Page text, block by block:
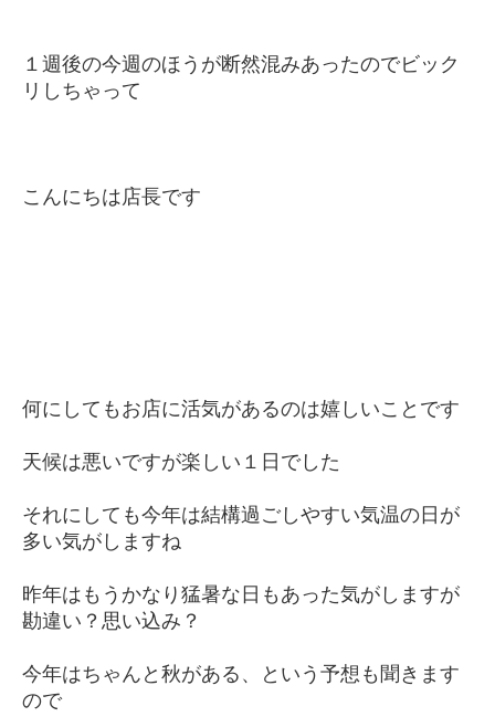
１週後の今週のほうが断然混みあったのでビック
リしちゃって
こんにちは店長です
何にしてもお店に活気があるのは嬉しいことです
天候は悪いですが楽しい１日でした
それにしても今年は結構過ごしやすい気温の日が
多い気がしますね
昨年はもうかなり猛暑な日もあった気がしますが
勘違い？思い込み？
今年はちゃんと秋がある、という予想も聞きます
ので